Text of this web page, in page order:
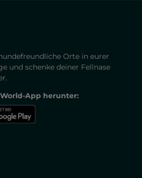
Orte in eurer
und schenke deiner Fellnase
App herunter: